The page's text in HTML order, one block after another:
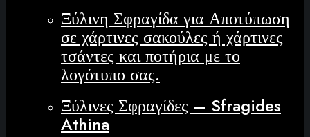
Ξύλινη Σφραγίδα για Αποτύπωση
σε χάρτινες σακούλες ή χάρτινες
τσάντες και ποτήρια με το
λογότυπο σας.
Ξύλινες Σφραγίδες – Sfragides
Athina